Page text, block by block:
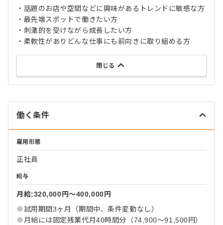
・話題のお店や空間などに興味があるトレンドに敏感な方
・最先端スポットで働きたい方
・刺激的を受けながら成長したい方
・柔軟性がありどんな仕事にも前向きに取り組める方
閉じる
働く条件
雇用形態
正社員
給与
月給:320,000円〜400,000円
※試用期間3ヶ月（期間中、条件変動なし）
※月給には固定残業代月40時間分（74,900～91,500円）